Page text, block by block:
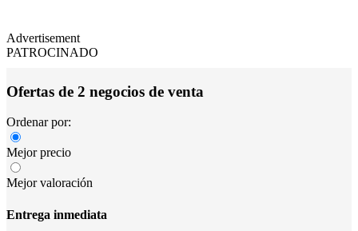
Advertisement
PATROCINADO
Ofertas de 2 negocios de venta
Ordenar por:
Mejor precio
Mejor valoración
Entrega inmediata